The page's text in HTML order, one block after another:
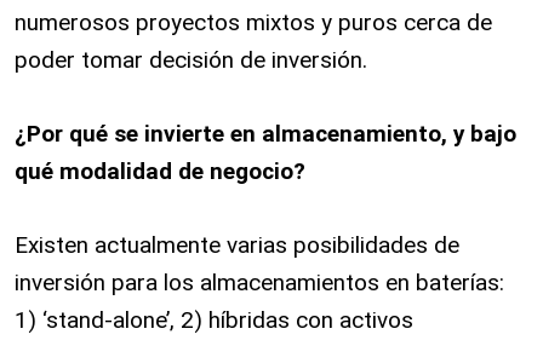
numerosos proyectos mixtos y puros cerca de
poder tomar decisión de inversión.
¿Por qué se invierte en almacenamiento, y bajo
qué modalidad de negocio?
Existen actualmente varias posibilidades de
inversión para los almacenamientos en baterías:
1) ‘stand-alone’, 2) híbridas con activos